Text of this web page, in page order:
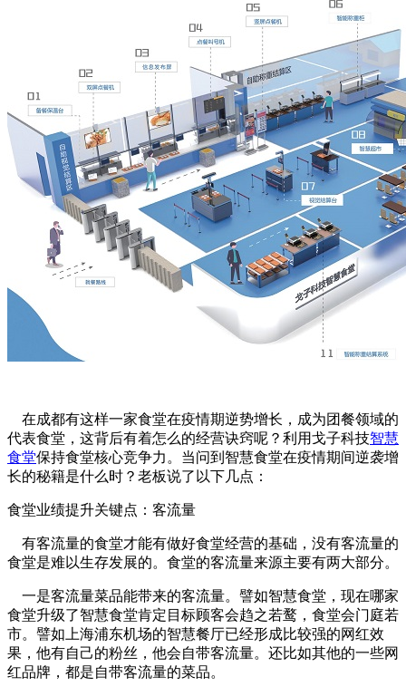
在成都有这样一家食堂在疫情期逆势增长，成为团餐领域的
代表食堂，这背后有着怎么的经营诀窍呢？利用戈子科技智慧
食堂保持食堂核心竞争力。当问到智慧食堂在疫情期间逆袭增
长的秘籍是什么时？老板说了以下几点：
食堂业绩提升关键点：客流量
有客流量的食堂才能有做好食堂经营的基础，没有客流量的
食堂是难以生存发展的。食堂的客流量来源主要有两大部分。
一是客流量菜品能带来的客流量。譬如智慧食堂，现在哪家
食堂升级了智慧食堂肯定目标顾客会趋之若鹜，食堂会门庭若
市。譬如上海浦东机场的智慧餐厅已经形成比较强的网红效
果，他有自己的粉丝，他会自带客流量。还比如其他的一些网
红品牌，都是自带客流量的菜品。